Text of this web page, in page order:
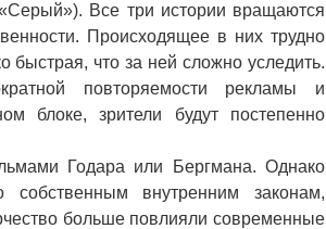
Все три истории вращаются
Происходящее в них трудно
быстрая, что за ней сложно уследить.
повторяемости рекламы и
блоке, зрители будут постепенно
Годара или Бергмана. Однако
собственным внутренним законам,
больше повлияли современные